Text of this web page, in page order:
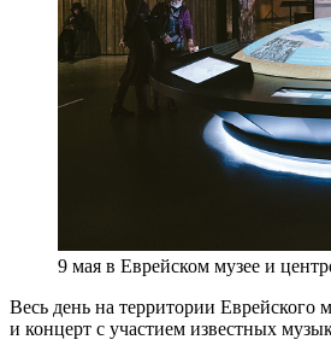
9 мая в Еврейском музее и
Весь день на территории Еврейского
и концерт с участием известных